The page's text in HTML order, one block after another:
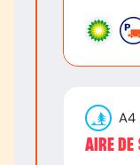
A4
AIRE DE